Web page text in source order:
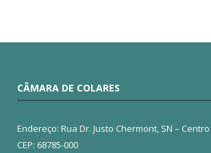
CÂMARA DE COLARES
Endereço: Rua Dr. Justo Chermont, SN – Centro
CEP: 68785-000